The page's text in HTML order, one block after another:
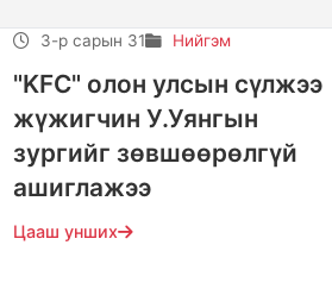
3-р сарын 31 Нийгэм
"KFC" олон улсын сүлжээ
жүжигчин У.Уянгын
зургийг зөвшөөрөлгүй
ашиглажээ
Цааш унших